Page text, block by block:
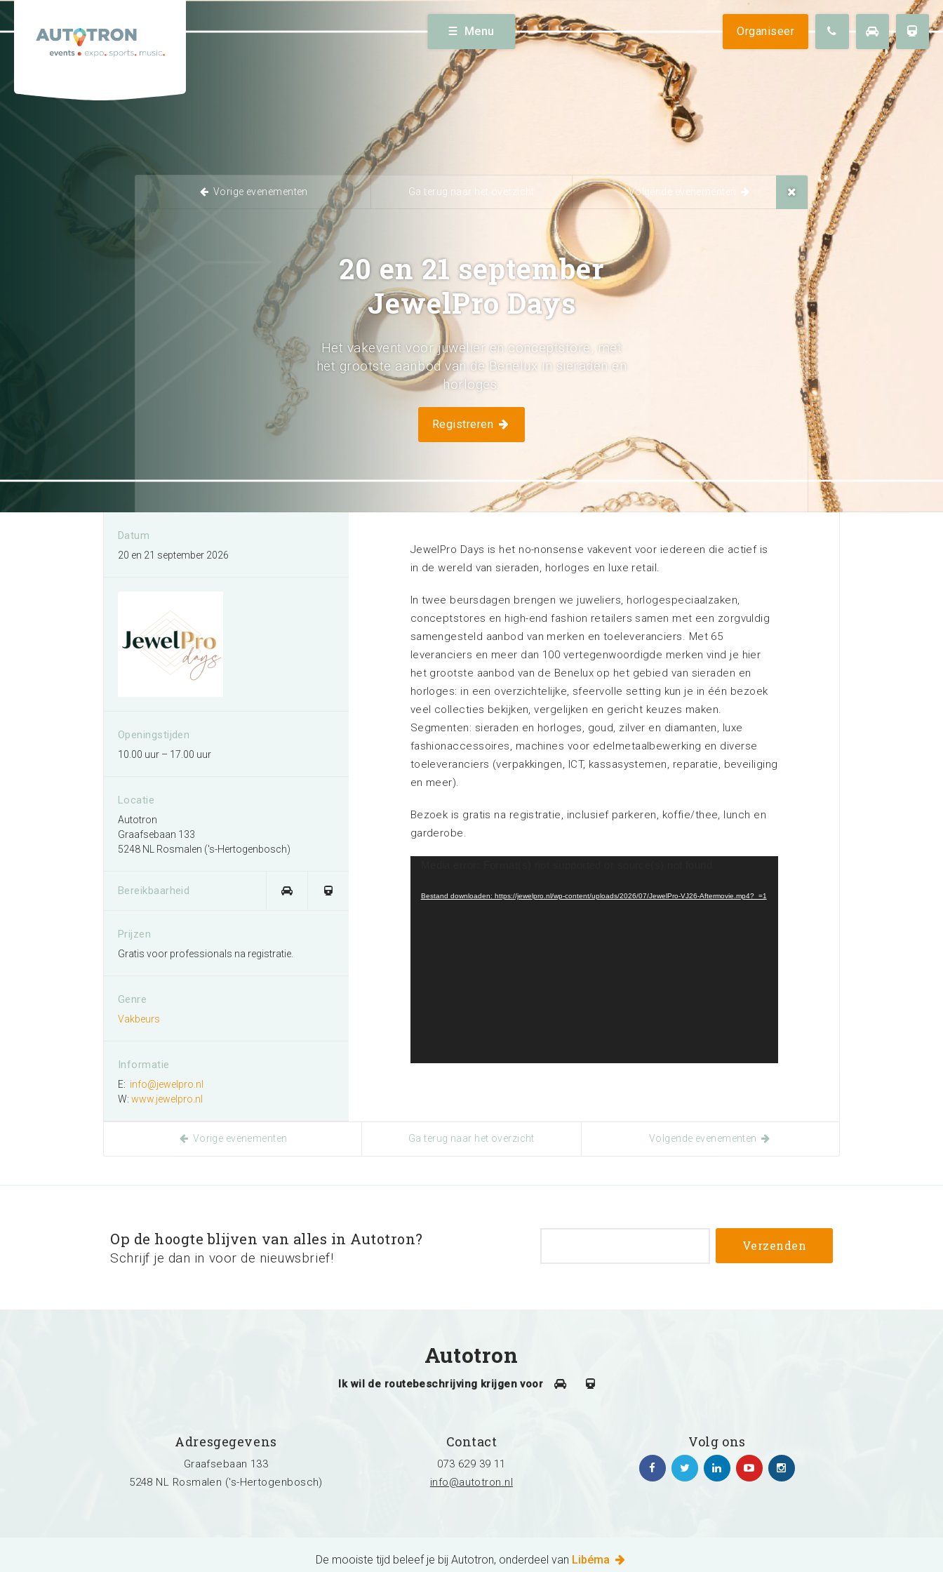
info@autotron.nl
Kalender
Contact
Ik wil een evenement
organiseren
Ik exposeer op deze locatie
Meer informatie
Ik wil de plattegrond van de
Menu
Vorige evenementen Ga terug naar het overzicht Volgende evenementen
20 en 21 september
JewelPro Days
Het vakevent voor juwelier en conceptstore, met
het grootste aanbod van de Benelux in sieraden en
horloges.
Registreren
Organiseer
JewelPro Days is het no-nonsense vakevent voor iedereen die actief is
in de wereld van sieraden, horloges en luxe retail.
In twee beursdagen brengen we juweliers, horlogespeciaalzaken,
conceptstores en high-end fashion retailers samen met een zorgvuldig
samengesteld aanbod van merken en toeleveranciers. Met 65
leveranciers en meer dan 100 vertegenwoordigde merken vind je hier
het grootste aanbod van de Benelux op het gebied van sieraden en
horloges: in een overzichtelijke, sfeervolle setting kun je in één bezoek
veel collecties bekijken, vergelijken en gericht keuzes maken.
Segmenten: sieraden en horloges, goud, zilver en diamanten, luxe
fashionaccessoires, machines voor edelmetaalbewerking en diverse
toeleveranciers (verpakkingen, ICT, kassasystemen, reparatie, beveiliging
en meer).
Bezoek is gratis na registratie, inclusief parkeren, koffie/thee, lunch en
garderobe.
Bestand downloaden: https://jewelpro.nl/wp-content/uploads/2026/07/JewelPro-VJ26-Aftermovie.mp4?_=1
Datum
20 en 21 september 2026
Openingstijden
10.00 uur – 17.00 uur
Locatie
Autotron
Graafsebaan 133
5248 NL Rosmalen ('s-Hertogenbosch)
Bereikbaarheid
Prijzen
Gratis voor professionals na registratie.
Genre
Vakbeurs
Informatie
E: info@jewelpro.nl
W: www.jewelpro.nl
Vorige evenementen Ga terug naar het overzicht Volgende evenementen
Op de hoogte blijven van alles in Autotron?
Schrijf je dan in voor de nieuwsbrief!
Autotron
Ik wil de routebeschrijving krijgen voor
Adresgegevens
Graafsebaan 133
5248 NL Rosmalen ('s-Hertogenbosch)
Contact
073 629 39 11
info@autotron.nl
Volg ons
De mooiste tijd beleef je bij Autotron, onderdeel van Libéma